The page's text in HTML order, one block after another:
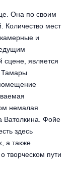
Она по своим
Количество мест
камерные и
сцене, является
Тамары
немалая
Ватолкина. Фойе
здесь
а также
творческом пути